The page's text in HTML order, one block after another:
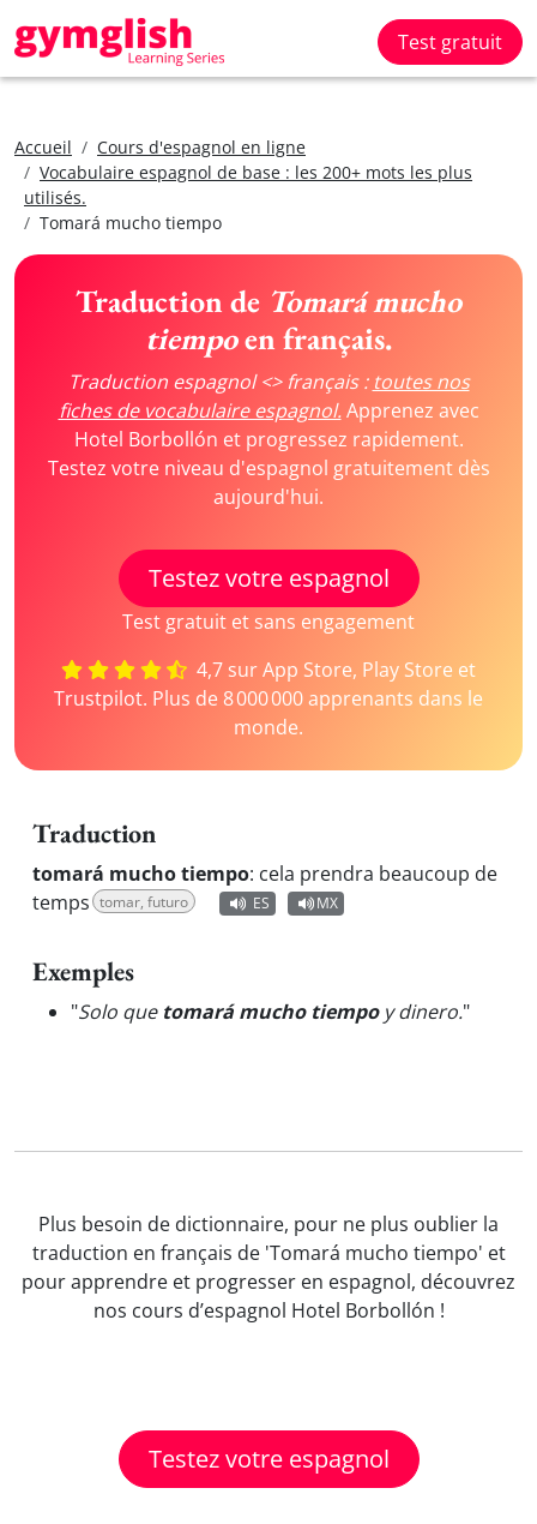
Test gratuit
Accueil
Cours d'espagnol en ligne
Vocabulaire espagnol de base : les 200+ mots les plus
utilisés.
Tomará mucho tiempo
Traduction de Tomará mucho
tiempoen français.
Traduction espagnol <> français : toutes nos
fiches de vocabulaire espagnol.Apprenez avec
Hotel Borbollón et progressez rapidement.
Testez votre niveau d'espagnol gratuitement dès
aujourd'hui.
Testez votre espagnol
Test gratuit et sans engagement
4,7 sur App Store, Play Store et
Trustpilot. Plus de 8 000 000 apprenants dans le
monde.
Traduction
tomará mucho tiempo: cela prendra beaucoup de
temps tomar, futuro ES MX
Exemples
"Solo que tomará mucho tiempoy dinero."
Plus besoin de dictionnaire, pour ne plus oublier la
traduction en français de 'Tomará mucho tiempo' et
pour apprendre et progresser en espagnol, découvrez
nos cours d’espagnol Hotel Borbollón !
Testez votre espagnol